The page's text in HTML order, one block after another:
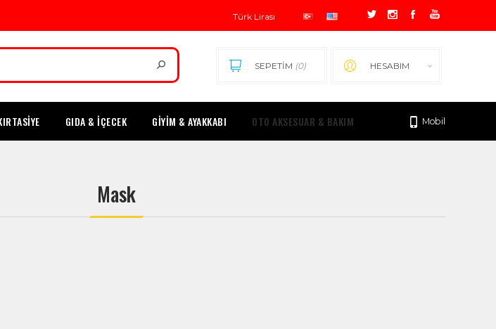
HESABIM
SEPETİM (0)
GIDA & İÇECEK GİYİM & AYAKKABI OTO AKSESUAR & BAKIM Mobil
Mask